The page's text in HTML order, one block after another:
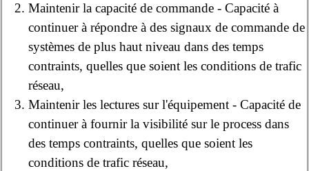
Maintenir la capacité de commande - Capacité à
continuer à répondre à des signaux de commande de
systèmes de plus haut niveau dans des temps
contraints, quelles que soient les conditions de trafic
réseau,
Maintenir les lectures sur l'équipement - Capacité de
continuer à fournir la visibilité sur le process dans
des temps contraints, quelles que soient les
conditions de trafic réseau,